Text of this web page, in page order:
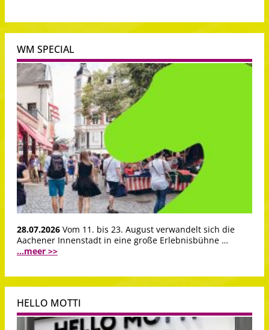
WM SPECIAL
28.07.2026 Vom 11. bis 23. August verwandelt sich die
Aachener Innenstadt in eine große Erlebnisbühne …
...meer >>
HELLO MOTTI